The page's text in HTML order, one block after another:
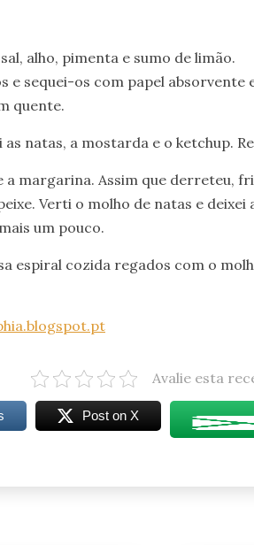
alho, pimenta e sumo de limão.
e sequei-os com papel absorvente
quente.
natas, a mostarda e o ketchup.
a margarina. Assim que derreteu,
Verti o molho de natas e
um pouco.
espiral cozida regados com o
Avalie esta
Post on X